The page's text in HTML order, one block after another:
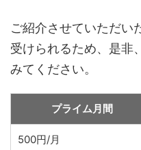
ご紹介させていただい
受けられるため、是非
みてください。
プライム月間
500円/月